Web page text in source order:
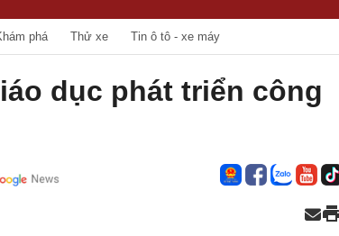
phá Thử xe Tin ô tô - xe máy
dục phát triển công